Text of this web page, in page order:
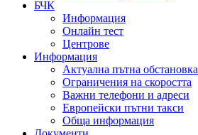
БЧК
Информация
Онлайн тест
Центрове
Информация
Актуална пътна обстановка
Ограничения на скоростта
Важни телефони и адреси
Европейски пътни такси
Обща информация